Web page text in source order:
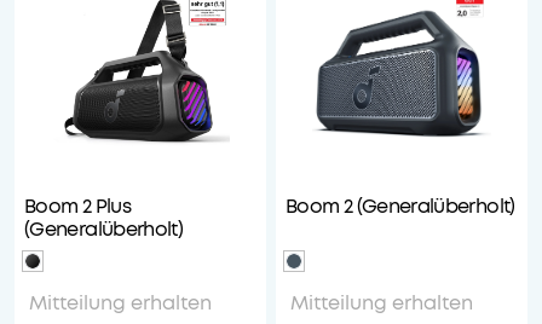
Boom 2 Plus
(Generalüberholt)
Mitteilung erhalten
Boom 2 (Generalüberholt)
Mitteilung erhalten